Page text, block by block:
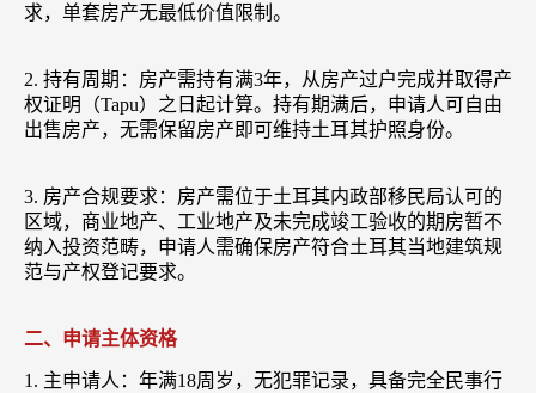
求，单套房产无最低价值限制。
2. 持有周期：房产需持有满3年，从房产过户完成并取得产
权证明（Tapu）之日起计算。持有期满后，申请人可自由
出售房产，无需保留房产即可维持土耳其护照身份。
3. 房产合规要求：房产需位于土耳其内政部移民局认可的
区域，商业地产、工业地产及未完成竣工验收的期房暂不
纳入投资范畴，申请人需确保房产符合土耳其当地建筑规
范与产权登记要求。
二、申请主体资格
1. 主申请人：年满18周岁，无犯罪记录，具备完全民事行